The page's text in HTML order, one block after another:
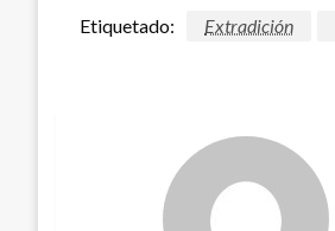
Etiquetado: Extradición